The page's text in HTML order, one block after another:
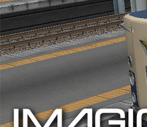
コ
ン
テ
ン
ツ
ッ